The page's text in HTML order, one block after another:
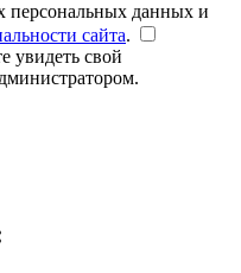
персональных данных и
сайта.
увидеть свой